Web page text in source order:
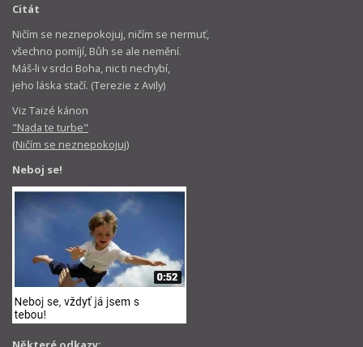
Citát
Ničím se neznepokojuj, ničím se nermuť,
všechno pomíjí, Bůh se ale nemění.
Máš-li v srdci Boha, nic ti nechybí,
jeho láska stačí. (Terezie z Avily)
Viz Taizé kánon
"Nada te turbe"
(Ničím se neznepokojuj)
Neboj se!